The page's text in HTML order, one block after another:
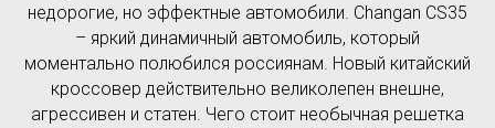
недорогие, но эффектные автомобили. Changan CS35
– яркий динамичный автомобиль, который
моментально полюбился россиянам. Новый китайский
кроссовер действительно великолепен внешне,
агрессивен и статен. Чего стоит необычная решетка